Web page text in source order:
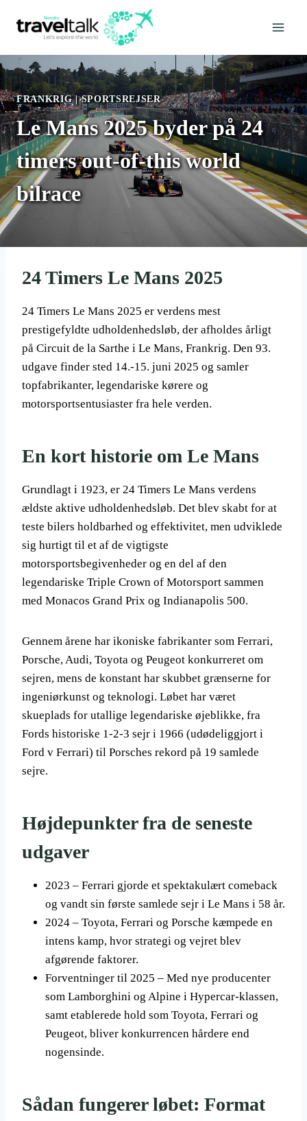
FRANKRIG|SPORTSREJSER
Le Mans 2025 byder på 24
timers out-of-this world
bilrace
24 Timers Le Mans 2025
24 Timers Le Mans 2025 er verdens mest
prestigefyldte udholdenhedsløb, der afholdes årligt
på Circuit de la Sarthe i Le Mans, Frankrig. Den 93.
udgave finder sted 14.-15. juni 2025 og samler
topfabrikanter, legendariske kørere og
motorsportsentusiaster fra hele verden.
En kort historie om Le Mans
Grundlagt i 1923, er 24 Timers Le Mans verdens
ældste aktive udholdenhedsløb. Det blev skabt for at
teste bilers holdbarhed og effektivitet, men udviklede
sig hurtigt til et af de vigtigste
motorsportsbegivenheder og en del af den
legendariske Triple Crown of Motorsport sammen
med Monacos Grand Prix og Indianapolis 500.
Gennem årene har ikoniske fabrikanter som Ferrari,
Porsche, Audi, Toyota og Peugeot konkurreret om
sejren, mens de konstant har skubbet grænserne for
ingeniørkunst og teknologi. Løbet har været
skueplads for utallige legendariske øjeblikke, fra
Fords historiske 1-2-3 sejr i 1966 (udødeliggjort i
Ford v Ferrari) til Porsches rekord på 19 samlede
sejre.
Højdepunkter fra de seneste
udgaver
2023 – Ferrari gjorde et spektakulært comeback
og vandt sin første samlede sejr i Le Mans i 58 år.
2024 – Toyota, Ferrari og Porsche kæmpede en
intens kamp, hvor strategi og vejret blev
afgørende faktorer.
Forventninger til 2025 – Med nye producenter
som Lamborghini og Alpine i Hypercar-klassen,
samt etablerede hold som Toyota, Ferrari og
Peugeot, bliver konkurrencen hårdere end
nogensinde.
Sådan fungerer løbet: Format